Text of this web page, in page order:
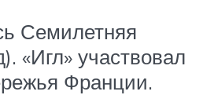
Семилетняя
«Игл» участвовал
Франции.